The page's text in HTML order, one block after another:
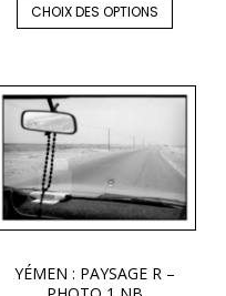
CHOIX DES OPTIONS
YÉMEN : PAYSAGE R –